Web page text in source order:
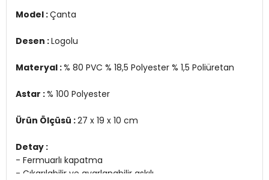
2DECN7156T.07
Model :Çanta
Desen :Logolu
Materyal :% 80 PVC % 18,5 Polyester % 1,5 Poliüretan
Astar :% 100 Polyester
Ürün Ölçüsü :27 x 19 x 10 cm
Detay :
- Fermuarlı kapatma
- Çıkarılabilir ve ayarlanabilir askılı